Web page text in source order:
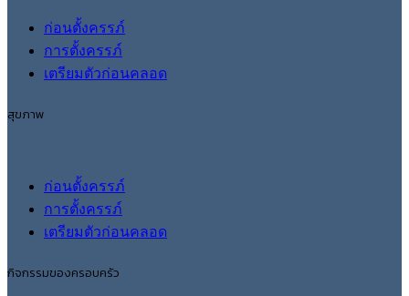
ก่อนตั้งครรภ์
การตั้งครรภ์
เตรียมตัวก่อนคลอด
สุขภาพ
ก่อนตั้งครรภ์
การตั้งครรภ์
เตรียมตัวก่อนคลอด
กิจกรรมของครอบครัว